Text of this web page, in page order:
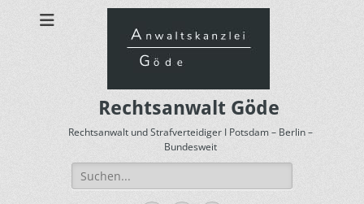
Rechtsanwalt Göde
Rechtsanwalt und Strafverteidiger I Potsdam – Berlin –
Bundesweit
Suchen
nach: